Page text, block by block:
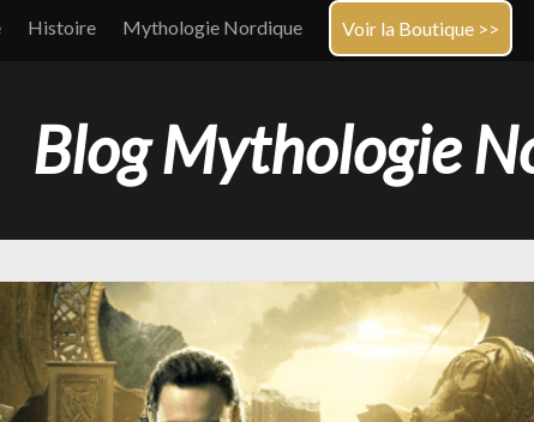
Histoire Mythologie Nordique Voir la Boutique >>
Blog Mythologie